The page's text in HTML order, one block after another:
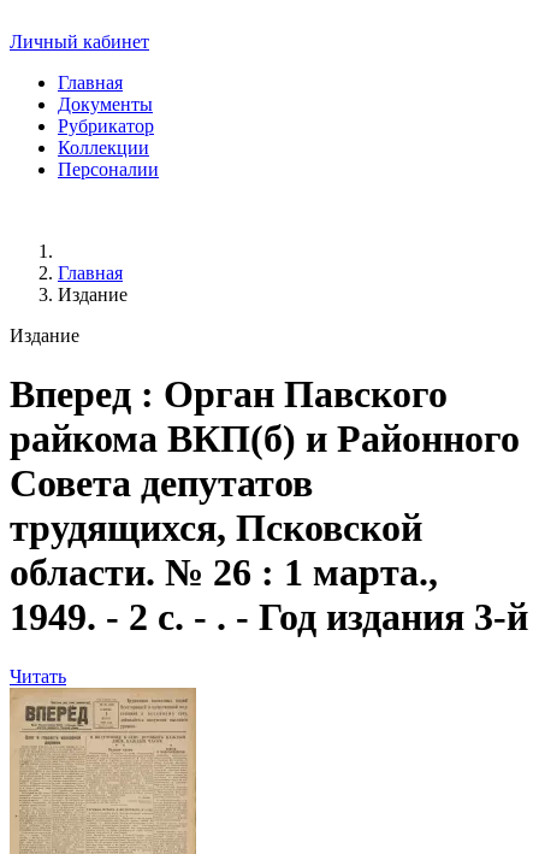
Личный кабинет
Главная
Документы
Рубрикатор
Коллекции
Персоналии
Главная
Издание
Издание
Вперед : Орган Павского
райкома ВКП(б) и Районного
Совета депутатов
трудящихся, Псковской
области. № 26 : 1 марта.,
1949. - 2 с. - . - Год издания 3-й
Читать